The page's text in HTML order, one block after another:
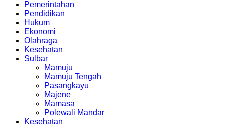
Pemerintahan
Pendidikan
Hukum
Ekonomi
Olahraga
Kesehatan
Sulbar
Mamuju
Mamuju Tengah
Pasangkayu
Majene
Mamasa
Polewali Mandar
Kesehatan